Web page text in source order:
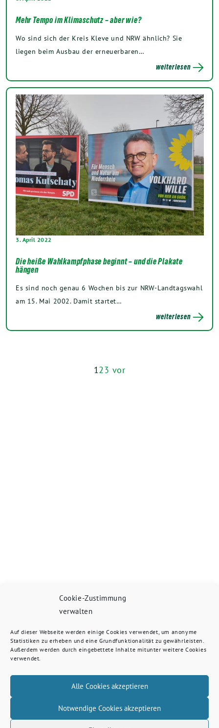
Cookie-Zustimmung
verwalten
Auf dieser Webseite werden einige Cookies verwendet, um anonyme
Statistiken zu erheben und eine Grundfunktionalität zu gewährleisten.
Außerdem werden durch eingebettete Inhalte mitunter weitere Cookies
verwendet.
Alle Cookies akzeptieren
Notwendige Cookies akzeptieren
Mehr Tempo im Klimaschutz – aber wie?
Wo sind sich der Kreis Kleve und NRW ähnlich? Sie
liegen beim Ausbau der erneuerbaren…
weiterlesen
3. April 2022
Die heiße Wahlkampfphase beginnt – und die Plakate
hängen
Es sind noch genau 6 Wochen bis zur NRW-Landtagswahl
am 15. Mai 2002. Damit startet…
weiterlesen
123 vor